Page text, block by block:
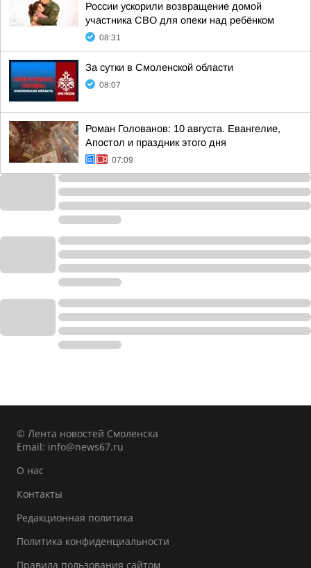
России ускорили возвращение домой
участника СВО для опеки над ребёнком
08:31
За сутки в Смоленской области
08:07
Роман Голованов: 10 августа. Евангелие,
Апостол и праздник этого дня
07:09
© Лента новостей Смоленска
Email: info@news67.ru
О нас
Контакты
Редакционная политика
Политика конфиденциальности
Правила пользования сайтом